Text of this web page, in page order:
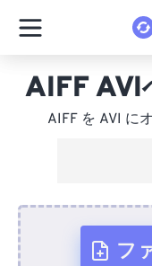
AIFF
AIFF を AVI に
フ